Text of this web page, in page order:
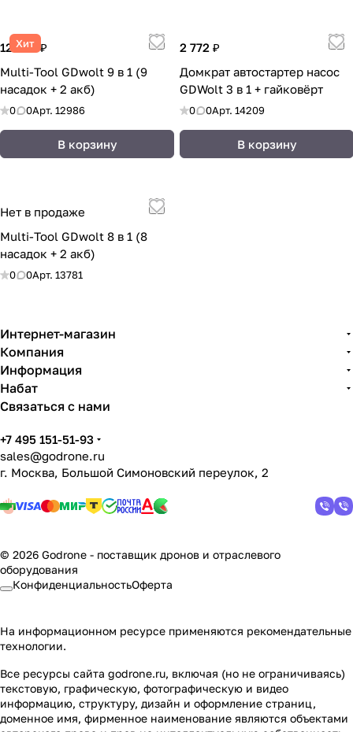
Хит
12 244 ₽
Multi-Tool GDwolt 9 в 1 (9
насадок + 2 акб)
0 0Арт. 12986
В корзину
2 772 ₽
Домкрат автостартер насос
GDWolt 3 в 1 + гайковёрт
0 0Арт. 14209
В корзину
Нет в продаже
Multi-Tool GDwolt 8 в 1 (8
насадок + 2 акб)
0 0Арт. 13781
Интернет-магазин
Компания
Информация
Набат
Связаться с нами
+7 495 151-51-93
sales@godrone.ru
г. Москва, Большой Симоновский переулок, 2
© 2026 Godrone - поставщик дронов и отраслевого
оборудования
КонфиденциальностьОферта
На информационном ресурсе применяются рекомендательные
технологии.
Все ресурсы сайта godrone.ru, включая (но не ограничиваясь)
текстовую, графическую, фотографическую и видео
информацию, структуру, дизайн и оформление страниц,
доменное имя, фирменное наименование являются объектами